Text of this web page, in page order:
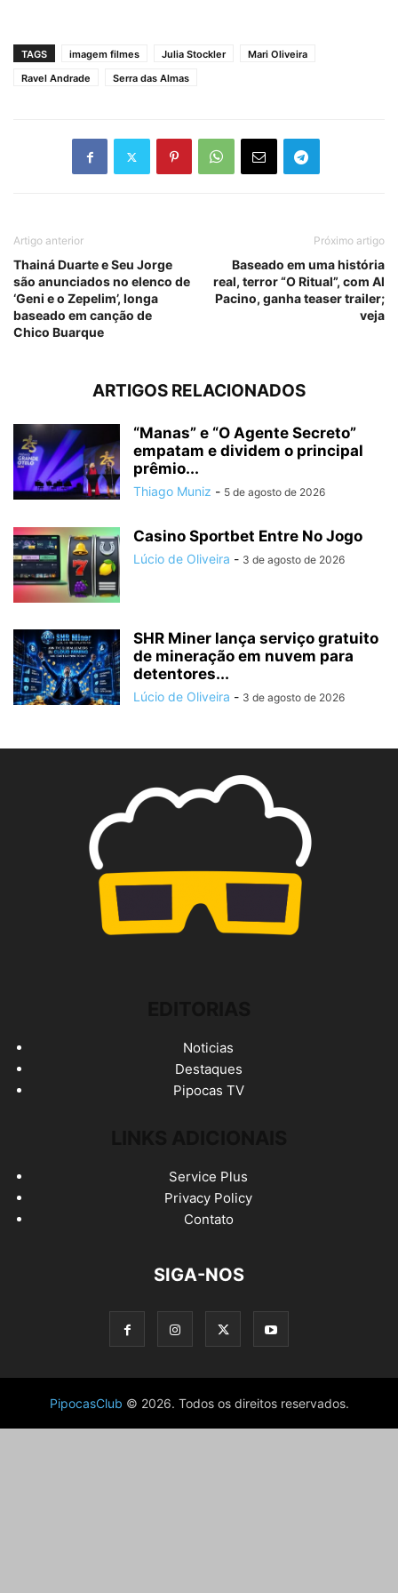
TAGS imagem filmes Julia Stockler
Mari Oliveira
Ravel Andrade
Serra das Almas
Artigo anterior
Thainá Duarte e Seu Jorge
são anunciados no elenco de
‘Geni e o Zepelim’, longa
baseado em canção de
Chico Buarque
Próximo artigo
Baseado em uma história
real, terror “O Ritual”, com Al
Pacino, ganha teaser trailer;
veja
ARTIGOS RELACIONADOS
“Manas” e “O Agente Secreto”
empatam e dividem o principal
prêmio...
Thiago Muniz - 5 de agosto de 2026
Casino Sportbet Entre No Jogo
Lúcio de Oliveira - 3 de agosto de 2026
SHR Miner lança serviço gratuito
de mineração em nuvem para
detentores...
Lúcio de Oliveira - 3 de agosto de 2026
Noticias
Destaques
Pipocas TV
Service Plus
Privacy Policy
Contato
SIGA-NOS
PipocasClub © 2026. Todos os direitos reservados.